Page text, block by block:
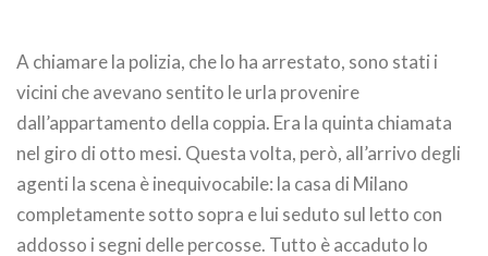
A chiamare la polizia, che lo ha arrestato, sono stati i
vicini che avevano sentito le urla provenire
dall’appartamento della coppia. Era la quinta chiamata
nel giro di otto mesi. Questa volta, però, all’arrivo degli
agenti la scena è inequivocabile: la casa di Milano
completamente sotto sopra e lui seduto sul letto con
addosso i segni delle percosse. Tutto è accaduto lo